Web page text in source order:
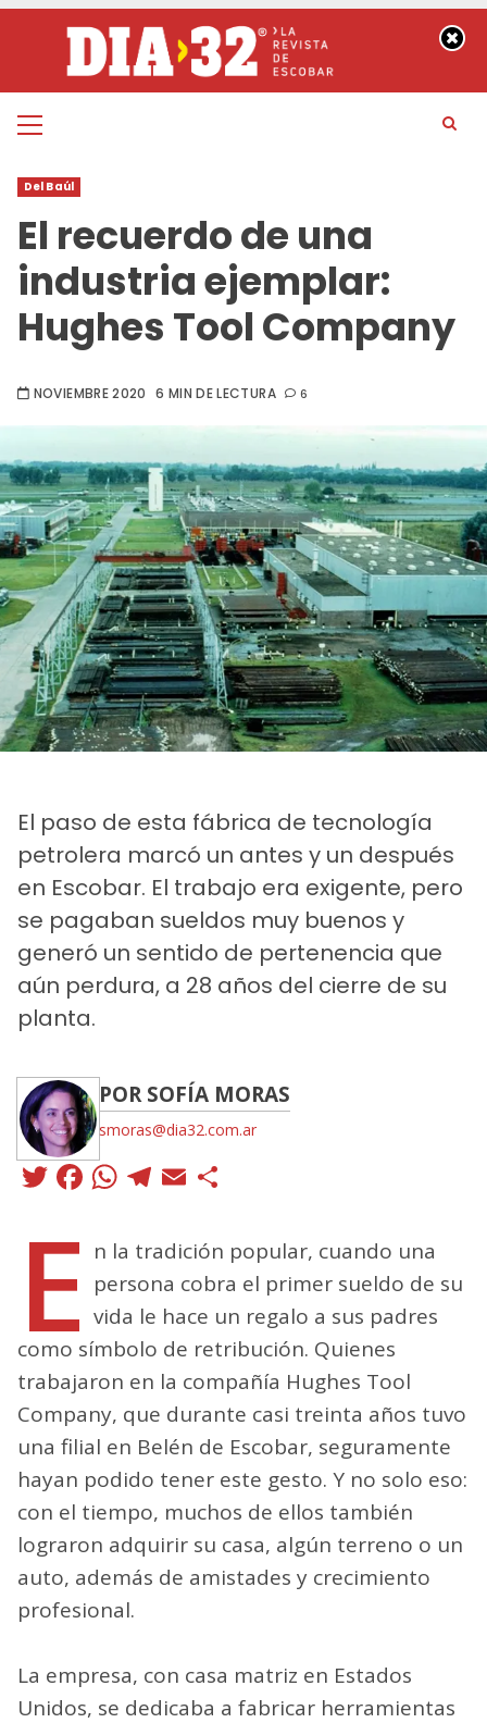
contenido
Menú
Del Baúl
El recuerdo de una
industria ejemplar:
Hughes Tool Company
NOVIEMBRE 2020 6 MIN DE LECTURA 6
El paso de esta fábrica de tecnología
petrolera marcó un antes y un después
en Escobar. El trabajo era exigente, pero
se pagaban sueldos muy buenos y
generó un sentido de pertenencia que
aún perdura, a 28 años del cierre de su
planta.
POR SOFÍA MORAS
smoras@dia32.com.ar
Twitter
Facebook
WhatsApp
Telegram
Email
E n la tradición popular, cuando una
persona cobra el primer sueldo de su
vida le hace un regalo a sus padres
como símbolo de retribución. Quienes
trabajaron en la compañía Hughes Tool
Company, que durante casi treinta años tuvo
una filial en Belén de Escobar, seguramente
hayan podido tener este gesto. Y no solo eso:
con el tiempo, muchos de ellos también
lograron adquirir su casa, algún terreno o un
auto, además de amistades y crecimiento
profesional.
La empresa, con casa matriz en Estados
Unidos, se dedicaba a fabricar herramientas